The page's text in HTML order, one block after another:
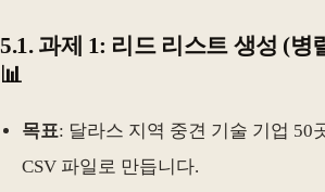
5.1. 과제 1: 리드 리스트 생성 (병
📊
목표: 달라스 지역 중견 기술 기업 50
CSV 파일로 만듭니다.